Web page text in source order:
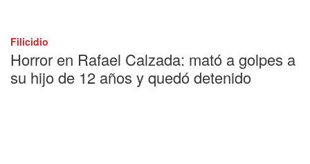
Filicidio
Horror en Rafael Calzada: mató a golpes a
su hijo de 12 años y quedó detenido